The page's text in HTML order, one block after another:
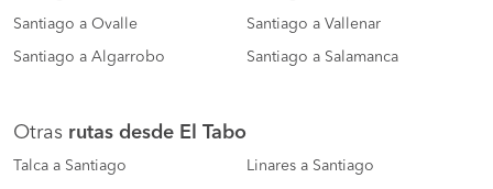
Santiago a Ovalle Santiago a Vallenar
Santiago a Algarrobo Santiago a Salamanca
Otras rutas desde El Tabo
Talca a Santiago Linares a Santiago